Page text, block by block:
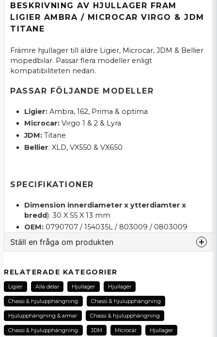
BESKRIVNING AV HJULLAGER FRAM
LIGIER AMBRA / MICROCAR VIRGO & JDM
TITANE
Främre hjullager till äldre Ligier, Microcar, JDM & Bellier
mopedbilar. Passar flera modeller enligt
kompatibiliteten nedan.
PASSAR FÖLJANDE MODELLER
Ligier:Ambra, 162, Prima & optima
Microcar:Virgo 1 & 2 & Lyra
JDM:Titane
Bellier: XLD, VX550 & VX650
SPECIFIKATIONER
Dimension innerdiameter x ytterdiamter x
bredd): 30 X 55 X 13 mm
OEM:0790707 / 154035L / 803009 / 0803009
Ställ en fråga om produkten
Fråga oss om denna produkt...
name
Namn
RELATERADE KATEGORIER
Ligier Alla delar Hjullager Hjullager
Chassi & hjulupphängning Chassi & hjulupphängning
Hjulupphängning & armar Chassi & hjulupphängning
Chassi & hjulupphängning JDM Microcar Hjullager